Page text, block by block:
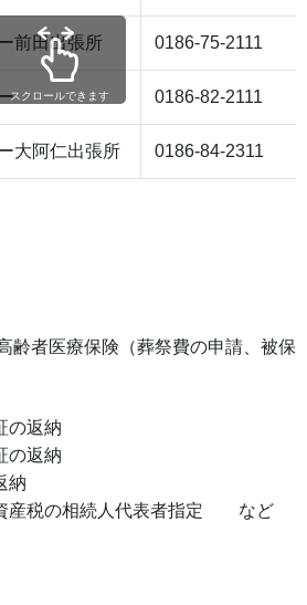
前田出張所 0186-75-2111
0186-82-2111
大阿仁出張所 0186-84-2311
スクロールできます
齢者医療保険（葬祭費の申請、被保
証の返納
証の返納
返納
産税の相続人代表者指定 など